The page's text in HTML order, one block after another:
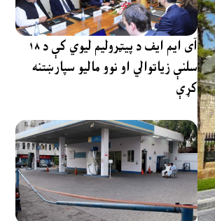
آی ایم ایف د پیټرولیم لیوي کې د ۱۸
سلنې زیاتوالي او نوو مالیو سپارښتنه
کړې